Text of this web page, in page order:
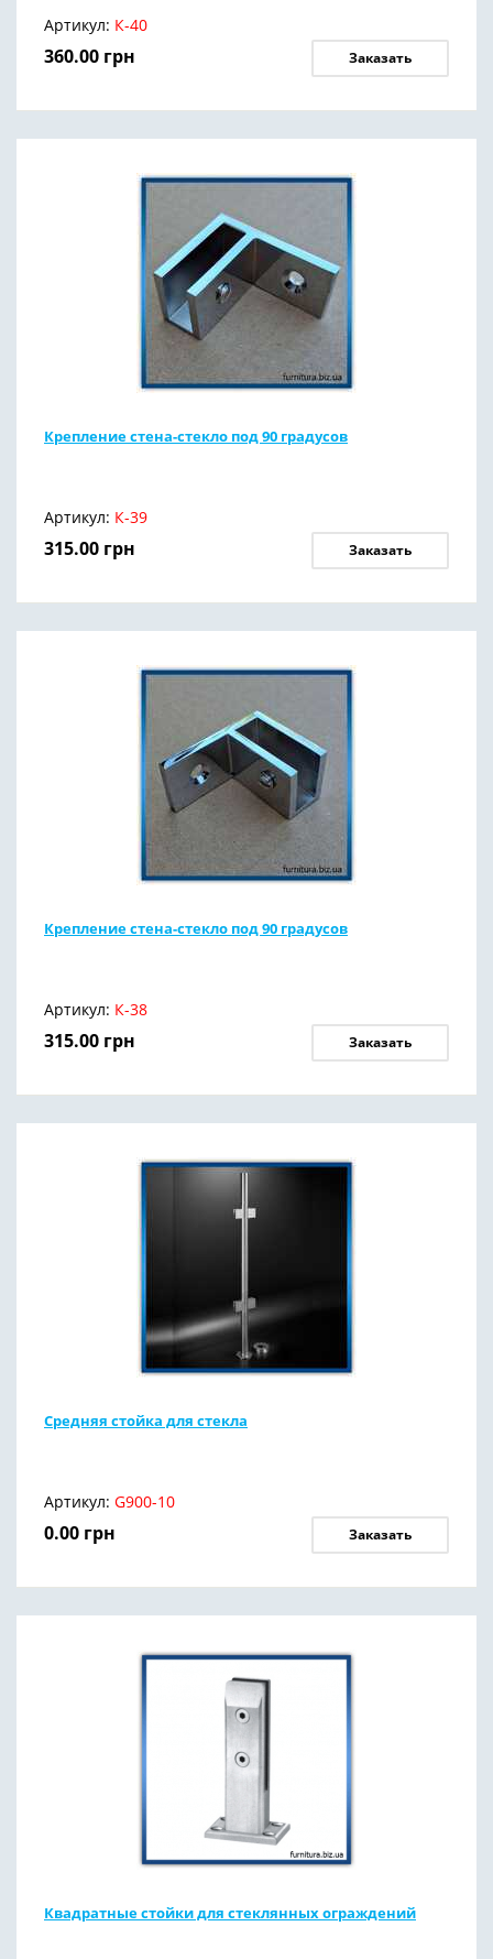
Артикул: К-40
360.00 грн Заказать
Крепление стена-стекло под 90 градусов
Артикул: К-39
315.00 грн Заказать
Крепление стена-стекло под 90 градусов
Артикул: К-38
315.00 грн Заказать
Средняя стойка для стекла
Артикул: G900-10
0.00 грн Заказать
Квадратные стойки для стеклянных ограждений